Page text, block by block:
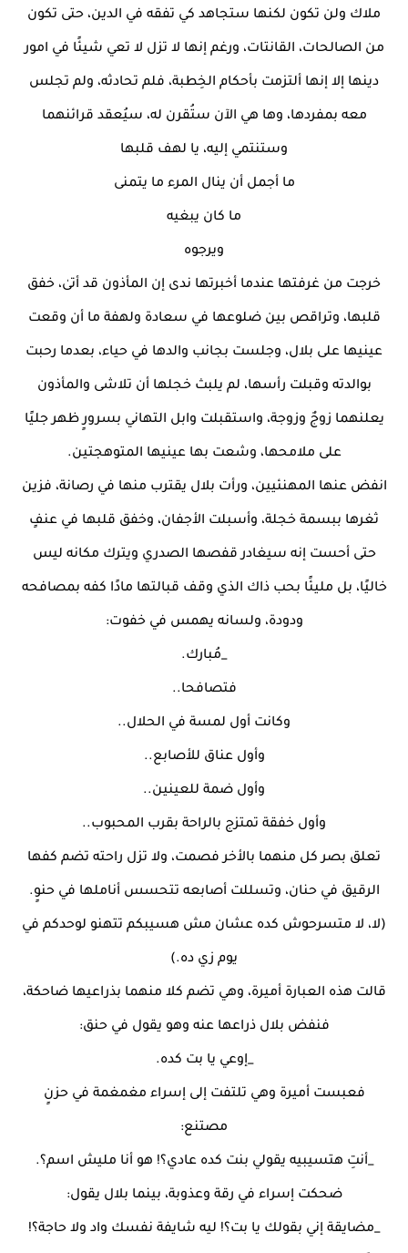
ملاك ولن تكون لكنها ستجاهد كي تفقه في الدين، حتى تكون
من الصالحات، القانتات، ورغم إنها لا تزل لا تعي شيئًا في امور
دينها إلا إنها ألتزمت بأحكام الخِطبة، فلم تحادثه، ولم تجلس
معه بمفردها، وها هي الآن ستُقرن له، سيُعقد قرائنهما
وستنتمي إليه، يا لهف قلبها
ما أجمل أن ينال المرء ما يتمنى
ما كان يبغيه
ويرجوه
خرجت من غرفتها عندما أخبرتها ندى إن المأذون قد أتىٰ، خفق
قلبها، وتراقص بين ضلوعها في سعادة ولهفة ما أن وقعت
عينيها على بلال، وجلست بجانب والدها في حياء، بعدما رحبت
بوالدته وقبلت رأسها، لم يلبث خجلها أن تلاشى والمأذون
يعلنهما زوجٌ وزوجة، واستقبلت وابل التهاني بسرورٍ ظهر جليًا
على ملامحها، وشعت بها عينيها المتوهجتين.
انفض عنها المهنئيين، ورأت بلال يقترب منها في رصانة، فزين
ثغرها ببسمة خجلة، وأسبلت الأجفان، وخفق قلبها في عنفٍ
حتى أحست إنه سيغادر قفصها الصدري ويترك مكانه ليس
خاليًا، بل مليئًا بحب ذاك الذي وقف قبالتها مادًا كفه بمصافحه
ودودة، ولسانه يهمس في خفوت:
_مُبارك.
فتصافحا..
وكانت أول لمسة في الحلال..
وأول عناق للأصابع..
وأول ضمة للعينين..
وأول خفقة تمتزج بالراحة بقرب المحبوب..
تعلق بصر كل منهما بالأخر فصمت، ولا تزل راحته تضم كفها
الرقيق في حنان، وتسللت أصابعه تتحسس أناملها في حنوٍ.
(لا، لا متسرحوش كده عشان مش هسيبكم تتهنو لوحدكم في
يوم زي ده.)
قالت هذه العبارة أميرة، وهي تضم كلا منهما بذراعيها ضاحكة،
فنفض بلال ذراعها عنه وهو يقول في حنق:
_إوعي يا بت كده.
فعبست أميرة وهي تلتفت إلى إسراء مغمغمة في حزنٍ
مصتنع:
_أنتِ هتسيبيه يقولي بنت كده عادي؟! هو أنا مليش اسم؟.
ضحكت إسراء في رقة وعذوبة، بينما بلال يقول:
_مضايقة إني بقولك يا بت؟! ليه شايفة نفسك واد ولا حاجة؟!